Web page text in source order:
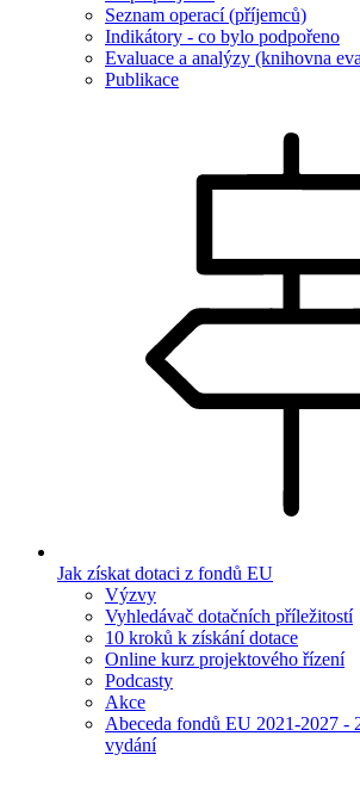
Seznam operací (příjemců)
Indikátory - co bylo podpořeno
Evaluace a analýzy (knihovna
Publikace
Jak získat dotaci z fondů EU
Výzvy
Vyhledávač dotačních příležitostí
10 kroků k získání dotace
Online kurz projektového řízení
Podcasty
Akce
Abeceda fondů EU 2021-2027 -
vydání